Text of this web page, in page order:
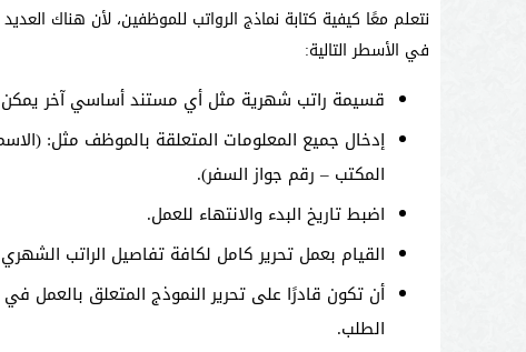
نتعلم معًا كيفية كتابة نماذج الرواتب للموظفين، لأن هناك
في الأسطر التالية:
قسيمة راتب شهرية مثل أي مستند أساسي آخر
إدخال جميع المعلومات المتعلقة بالموظف مثل:
المكتب – رقم جواز السفر).
اضبط تاريخ البدء والانتهاء للعمل.
القيام بعمل تحرير كامل لكافة تفاصيل الراتب
أن تكون قادرًا على تحرير النموذج المتعلق
الطلب.